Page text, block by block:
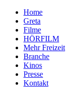
Home
Greta
Filme
HÖRFILM
Mehr Freizeit
Branche
Kinos
Presse
Kontakt